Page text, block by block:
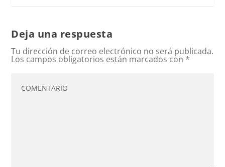
Deja una respuesta
Tu dirección de correo electrónico no será publicada.
Los campos obligatorios están marcados con *